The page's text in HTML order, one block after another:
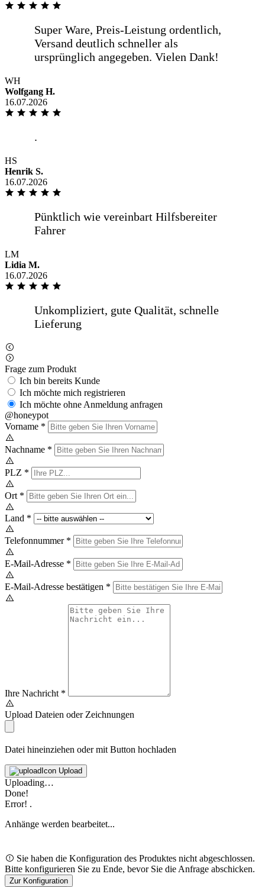
WH
Wolfgang H.
16.07.2026
HS
Henrik S.
16.07.2026
LM
Lidia M.
16.07.2026
Frage zum Produkt
Ich bin bereits Kunde
Ich möchte mich registrieren
Ich möchte ohne Anmeldung anfragen
@honeypot
Vorname *
Nachname *
PLZ *
Ort *
Land *
Telefonnummer *
E-Mail-Adresse *
E-Mail-Adresse bestätigen *
Ihre Nachricht *
Upload Dateien oder Zeichnungen
Datei hineinziehen oder mit Button hochladen
Upload
Uploading…
Done!
Error! .
Anhänge werden bearbeitet...
Sie haben die Konfiguration des Produktes nicht abgeschlossen.
Bitte konfigurieren Sie zu Ende, bevor Sie die Anfrage abschicken.
Zur Konfiguration